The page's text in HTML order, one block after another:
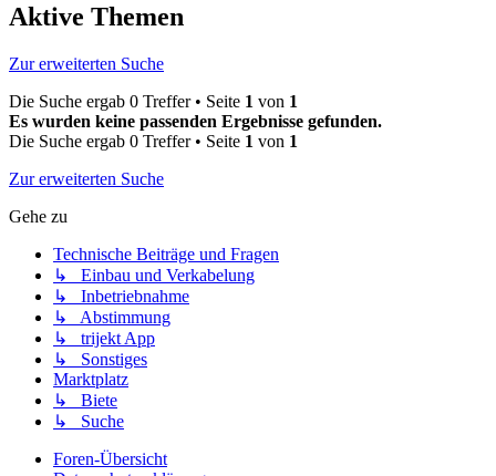
Aktive Themen
Zur erweiterten Suche
Die Suche ergab 0 Treffer • Seite 1 von 1
Es wurden keine passenden Ergebnisse gefunden.
Die Suche ergab 0 Treffer • Seite 1 von 1
Zur erweiterten Suche
Gehe zu
Technische Beiträge und Fragen
↳ Einbau und Verkabelung
↳ Inbetriebnahme
↳ Abstimmung
↳ trijekt App
↳ Sonstiges
Marktplatz
↳ Biete
↳ Suche
Foren-Übersicht